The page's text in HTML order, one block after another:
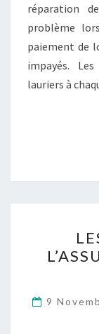
réparation
problème
paiement de
impayés.
lauriers à
9